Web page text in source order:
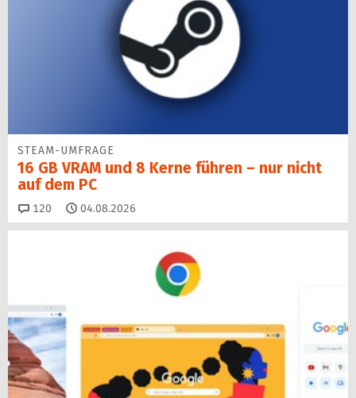
STEAM-UMFRAGE
16 GB VRAM und 8 Kerne führen – nur nicht
auf dem PC
120 Kommentare
04.08.2026